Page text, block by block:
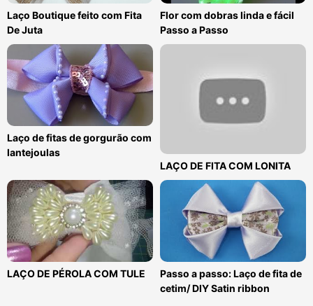
Laço Boutique feito com Fita
De Juta
Flor com dobras linda e fácil
Passo a Passo
Laço de fitas de gorgurão com
lantejoulas
LAÇO DE FITA COM LONITA
LAÇO DE PÉROLA COM TULE
Passo a passo: Laço de fita de
cetim/ DIY Satin ribbon